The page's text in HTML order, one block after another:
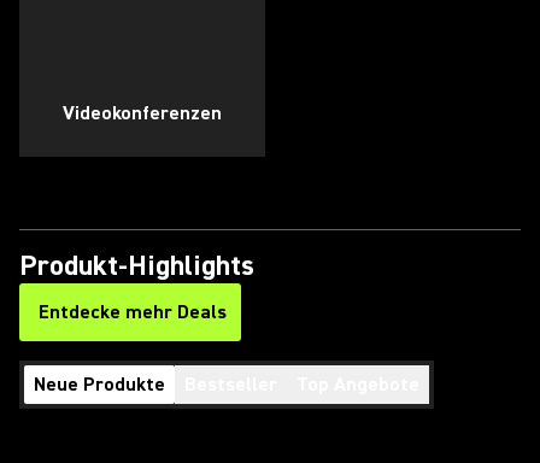
Videokonferenzen
Produkt-Highlights
Entdecke mehr Deals
(Opens in a new tab)
Neue Produkte